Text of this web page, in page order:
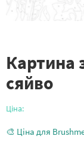
Картина
сяйво
Ціна:
🎨 Ціна для